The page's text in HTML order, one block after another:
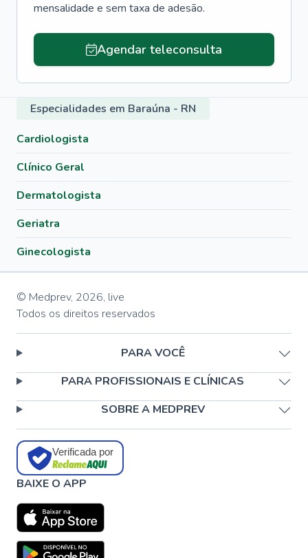
mensalidade e sem taxa de adesão.
Agendar teleconsulta
Especialidades em Baraúna - RN
Cardiologista
Clínico Geral
Dermatologista
Geriatra
Ginecologista
© Medprev, 2026, live
Todos os direitos reservados
PARA VOCÊ
PARA PROFISSIONAIS E CLÍNICAS
SOBRE A MEDPREV
Verificada por
BAIXE O APP